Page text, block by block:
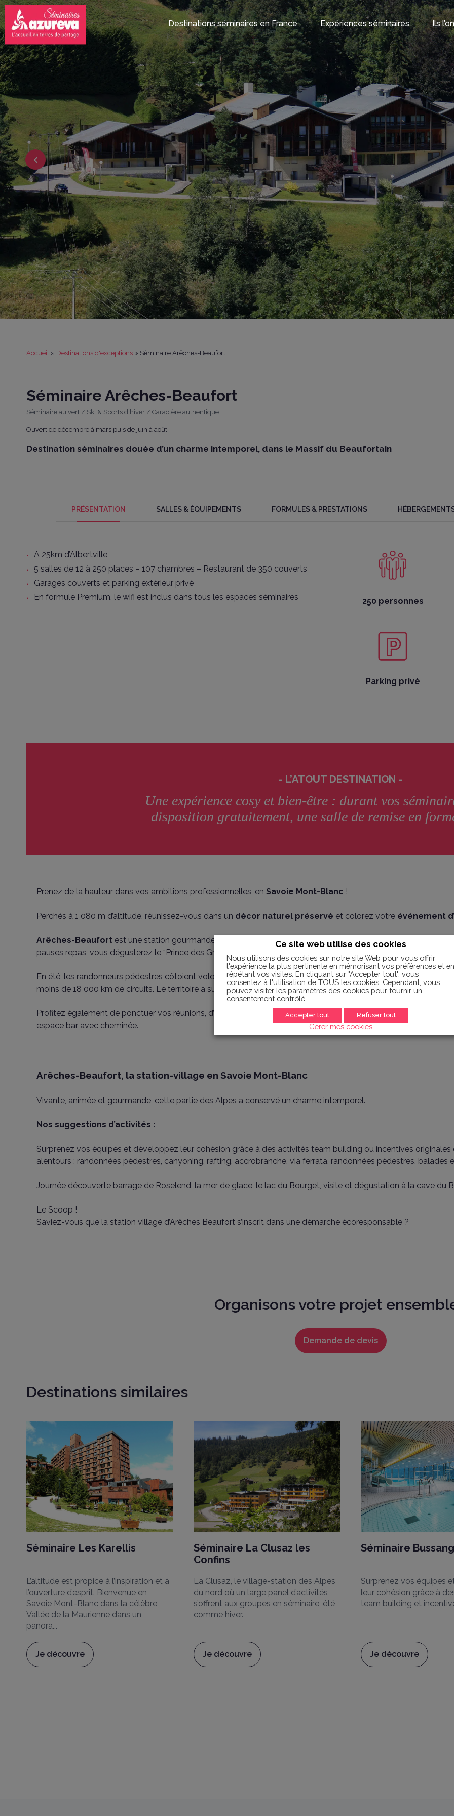
Destinations séminaires en France Expériences séminaires
Hiver à la
neige
Hiver insolite
sur le littoral
Du
printemps à
l'automne
Ils
Accueil en terres de partage Demande de devis
Accueil » Destinations d'exceptions » Séminaire Arêches-Beaufort
Séminaire Arêches-Beaufort
Séminaire au vert / Ski & Sports d’hiver / Caractère authentique
Ouvert de décembre à mars puis de juin à août
Destination séminaires douée d’un charme intemporel, dans le Massif du Beaufortain
PRÉSENTATION SALLES & ÉQUIPEMENTS FORMULES & PRESTATIONS
A 25km d’Albertville
5 salles de 12 à 250 places – 107 chambres – Restaurant de 350 couverts
Garages couverts et parking extérieur privé
En formule Premium, le wifi est inclus dans tous les espaces séminaires
250 personnes
Parking privé
L’ATOUT DESTINATION -
Une expérience cosy et bien-être : durant vos
disposition gratuitement, une salle de remise en
Prenez de la hauteur dans vos ambitions professionnelles, en Savoie Mont-Blanc !
Perchés à 1 080 m d’altitude, réunissez-vous dans un décor naturel préservé et colorez votre événement
Arêches-Beaufort est une station gourmande, chaleureuse et pittoresque, en hiver elle bénéficie d’un
pauses repas, vous dégusterez le “Prince des Gruyères », délicieux fromage de Beaufort AOC ; fondues,
En été, les randonneurs pédestres côtoient volontiers les cyclistes et VTT, Leterritoire Savoie Mont-Blanc
moins de 18 000 km de circuits. Le territoire a su également préserver et mettre en valeur son patrimoine
Profitez également de ponctuer vos réunions, d’ateliers : différents espaces avec une valeur particulière
espace bar avec cheminée.
Arêches-Beaufort, la station-village en Savoie Mont-Blanc
Vivante, animée et gourmande, cette partie des Alpes a conservé un charme intemporel.
Nos suggestions d’activités :
Surprenez vos équipes et développez leur cohésion grâce à des activités team building ou incentives
alentours : randonnées pédestres, canyoning, rafting, accrobranche, via ferrata, randonnées pédestres, balades
Journée découverte barrage de Roselend, la mer de glace, le lac du Bourget, visite et dégustation à la cave du
Le Scoop !
Saviez-vous que la station village d’Arêches Beaufort s’inscrit dans une démarche écoresponsable ?
Plénière carrelage
Le Mirantin 45 40
Le Grand Mont 40 40
New York moquette 85 60
SÉMINAIRE RÉSIDENTIEL JOURNÉE D’ÉTUDE
Vos hébergements en séminaires résidentiels, une
expérience atypique en chalet savoyard :
La restauration
+
−
Organisons votre projet
Demande de devis
Destinations similaires
Séminaire Les Karellis
L’altitude est propice à l’inspiration et à
l’ouverture d’esprit. Bienvenue en
Savoie Mont-Blanc dans la célèbre
Vallée de la Maurienne dans un
panora...
Je découvre
Séminaire La Clusaz les
Confins
La Clusaz, le village-station des Alpes
du nord où un large panel d’activités
s’offrent aux groupes en séminaire, été
comme hiver.
Je découvre
Séminaire Bussang
Surprenez vos équipes
leur cohésion grâce à
team building et
Je découvre
Ce site web utilise des cookies
Nous utilisons des cookies sur notre site Web pour vous offrir
l'expérience la plus pertinente en mémorisant vos préférences et en
répétant vos visites. En cliquant sur "Accepter tout", vous
consentez à l'utilisation de TOUS les cookies. Cependant, vous
pouvez visiter les paramètres des cookies pour fournir un
consentement contrôlé.
Accepter tout Refuser tout
Gérer mes cookies